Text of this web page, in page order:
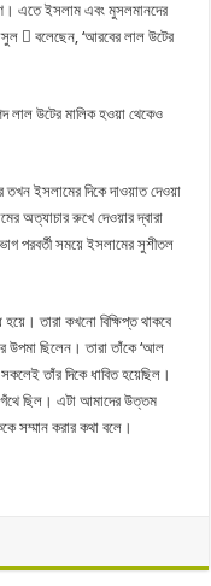
এতে ইসলাম এবং মুসলমানদের
 বলেছেন, ‘আরবের লাল উটের
লাল উটের মালিক হওয়া থেকেও
ইসলামের দিকে দাওয়াত দেওয়া
অত্যাচার রুখে দেওয়ার দ্বারা
পরবর্তী সময়ে ইসলামের সুশীতল
তারা কখনো বিক্ষিপ্ত থাকবে
উপমা ছিলেন। তারা তাঁকে ‘আল
তাঁর দিকে ধাবিত হয়েছিল।
ছিল। এটা আমাদের উত্তম
সম্মান করার কথা বলে।